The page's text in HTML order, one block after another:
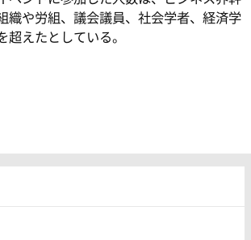
織や労組、議会議員、社会学者、経済学
超えたとしている。